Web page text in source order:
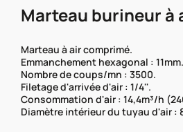
Marteau burineur à
Marteau à air comprimé.
Emmanchement hexagonal : 11mm.
Nombre de coups/mn : 3500.
Filetage d'arrivée d'air : 1/4''.
Consommation d'air : 14,4m³/h
Diamètre intérieur du tuyau d'air :